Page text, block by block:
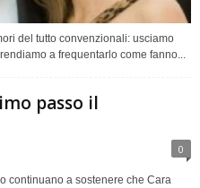
del tutto convenzionali: usciamo
a frequentarlo come fanno...
passo il
0
continuano a sostenere che Cara